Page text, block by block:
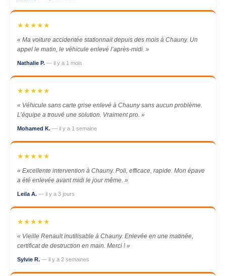
★★★★★
« Ma voiture accidentée stationnait depuis des mois à Chauny. Un
appel le matin, le véhicule enlevé l’après-midi. »
Nathalie P. — il y a 1 mois
★★★★★
« Véhicule sans carte grise enlevé à Chauny sans aucun problème.
L’équipe a trouvé une solution. Vraiment pro. »
Mohamed K. — il y a 1 semaine
★★★★★
« Excellente intervention à Chauny. Poli, efficace, rapide. Mon épave
a été enlevée avant midi le jour même. »
Leila A. — il y a 3 jours
★★★★★
« Vieille Renault inutilisable à Chauny. Enlevée en une matinée,
certificat de destruction en main. Merci ! »
Sylvie R. — il y a 2 semaines